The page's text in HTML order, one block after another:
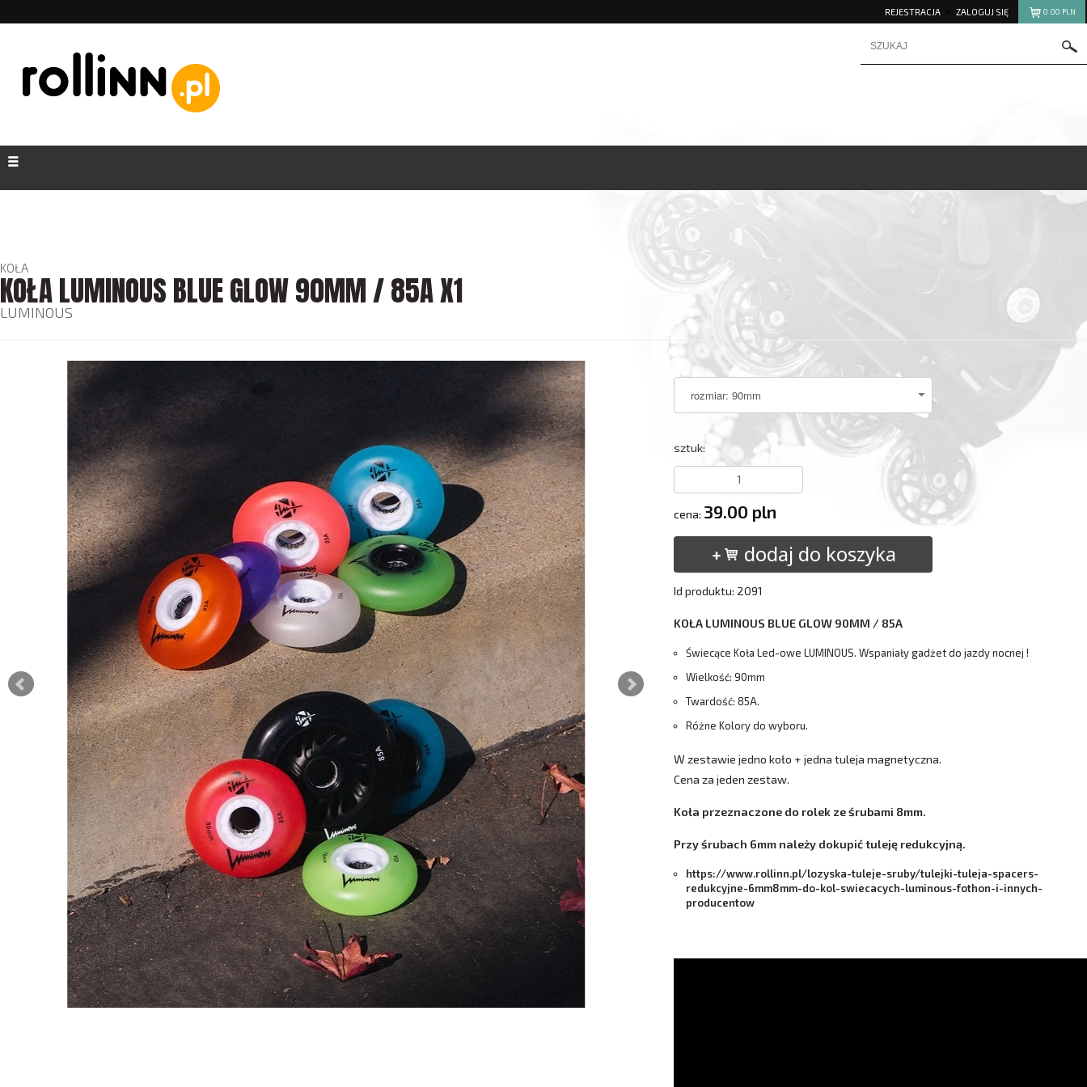
0.00 PLN
REJESTRACJA ZALOGUJ SIĘ
KOŁA
KOŁA LUMINOUS BLUE GLOW 90MM / 85A X1
LUMINOUS
sztuk:
cena: 39.00 pln
dodaj do koszyka
Id produktu: 2091
KOŁA LUMINOUS BLUE GLOW 90MM / 85A
Świecące Koła Led-owe LUMINOUS. Wspaniały gadżet do jazdy nocnej !
Wielkość: 90mm
Twardość: 85A.
Różne Kolory do wyboru.
W zestawie jedno koło + jedna tuleja magnetyczna.
​Cena za jeden zestaw.
Koła przeznaczone do rolek ze śrubami 8mm.
Przy śrubach 6mm należy dokupić tuleję redukcyjną.
https://www.rollinn.pl/lozyska-tuleje-sruby/tulejki-tuleja-spacers-
redukcyjne-6mm8mm-do-kol-swiecacych-luminous-fothon-i-innych-
producentow